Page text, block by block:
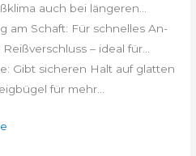
auch bei längeren...
am Schaft: Für schnelles An-
– ideal für...
Gibt sicheren Halt auf glatten
für mehr...